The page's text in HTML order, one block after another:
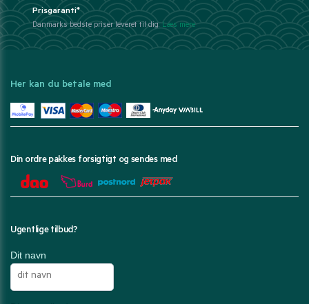
Prisgaranti*
Danmarks bedste priser leveret til dig.Læs mere
Her kan du betale med
Din ordre pakkes forsigtigt og sendes med
Ugentlige tilbud?
Dit navn